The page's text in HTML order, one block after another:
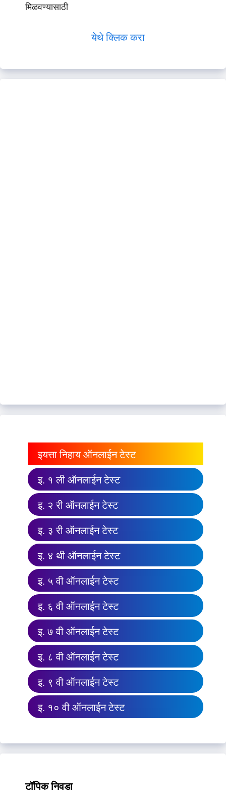
मिळवण्यासाठी
येथे क्लिक करा
इयत्ता निहाय ऑनलाईन टेस्ट
इ. १ ली ऑनलाईन टेस्ट
इ. २ री ऑनलाईन टेस्ट
इ. ३ री ऑनलाईन टेस्ट
इ. ४ थी ऑनलाईन टेस्ट
इ. ५ वी ऑनलाईन टेस्ट
इ. ६ वी ऑनलाईन टेस्ट
इ. ७ वी ऑनलाईन टेस्ट
इ. ८ वी ऑनलाईन टेस्ट
इ. ९ वी ऑनलाईन टेस्ट
इ. १० वी ऑनलाईन टेस्ट
टॉपिक निवडा